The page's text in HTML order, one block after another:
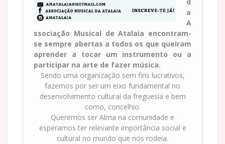
a
A
ssociação Musical de Atalaia encontram-
se sempre abertas a todos os que queiram
aprender a tocar um instrumento ou a
participar na arte de fazer música.
Sendo uma organização sem fins lucrativos,
fazemos por ser um eixo fundamental no
desenvolvimento cultural da freguesia e bem
como, concelhio.
Queremos ser Alma na comunidade e
esperamos ter relevante importância social e
cultural no mundo que nos rodeia.